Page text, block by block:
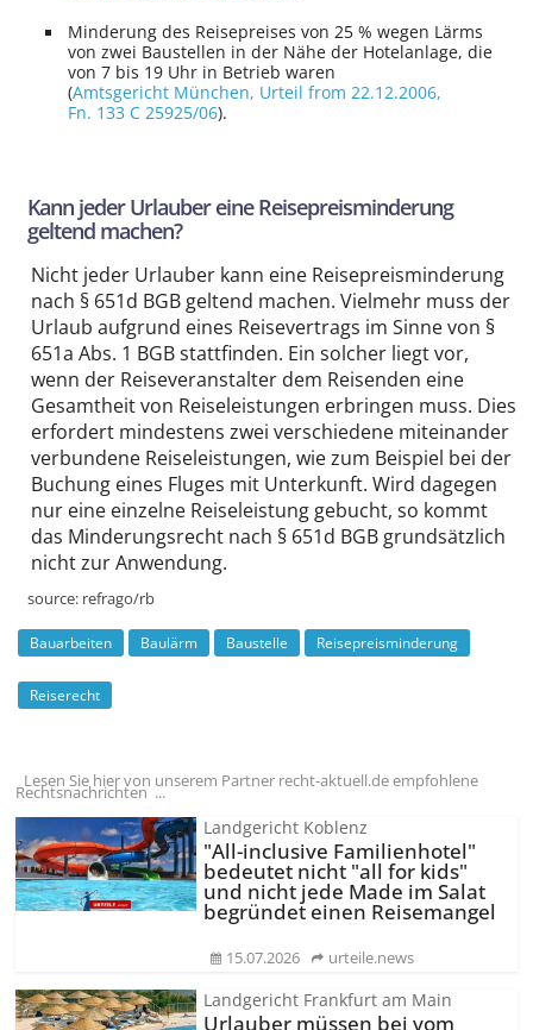
Minderung des Reise­preises von 25 % wegen Lärms
von zwei Baustellen in der Nähe der Hotelanlage, die
von 7 bis 19 Uhr in Betrieb waren
(Amtsgericht München, Urteil from 22.12.2006,
Fn. 133 C 25925/06).
Kann jeder Urlauber eine Reise­preis­minderung
geltend machen?
Nicht jeder Urlauber kann eine Reise­preis­minderung
nach § 651d BGB geltend machen. Vielmehr muss der
Urlaub aufgrund eines Reise­vertrags im Sinne von §
651a Abs. 1 BGB stattfinden. Ein solcher liegt vor,
wenn der Reise­veranstalter dem Reisenden eine
Gesamtheit von Reise­leistungen erbringen muss. Dies
erfordert mindestens zwei verschiedene miteinander
verbundene Reise­leistungen, wie zum Beispiel bei der
Buchung eines Fluges mit Unterkunft. Wird dagegen
nur eine einzelne Reise­leistung gebucht, so kommt
das Minderungs­recht nach § 651d BGB grund­sätzlich
nicht zur Anwendung.
source: refrago/rb
Bauarbeiten Baulärm Baustelle Reisepreisminderung
Reiserecht
Lesen Sie hier von unserem Partner recht-aktuell.de empfohlene
Rechtsnachrichten ...
Landgericht Koblenz
"All-inclusive Familienhotel"
bedeutet nicht "all for kids"
und nicht jede Made im Salat
begründet einen Reisemangel
15.07.2026 urteile.news
Landgericht Frankfurt am Main
Urlauber müssen bei vom